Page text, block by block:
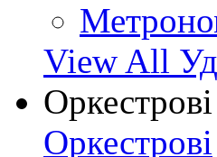
View All
Оркестрові
Оркестрові